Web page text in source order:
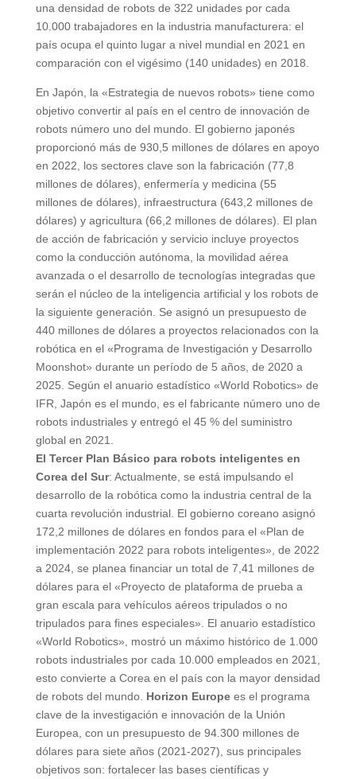
una densidad de robots de 322 unidades por cada
10.000 trabajadores en la industria manufacturera: el
país ocupa el quinto lugar a nivel mundial en 2021 en
comparación con el vigésimo (140 unidades) en 2018.
En Japón, la «Estrategia de nuevos robots» tiene como
objetivo convertir al país en el centro de innovación de
robots número uno del mundo. El gobierno japonés
proporcionó más de 930,5 millones de dólares en apoyo
en 2022, los sectores clave son la fabricación (77,8
millones de dólares), enfermería y medicina (55
millones de dólares), infraestructura (643,2 millones de
dólares) y agricultura (66,2 millones de dólares). El plan
de acción de fabricación y servicio incluye proyectos
como la conducción autónoma, la movilidad aérea
avanzada o el desarrollo de tecnologías integradas que
serán el núcleo de la inteligencia artificial y los robots de
la siguiente generación. Se asignó un presupuesto de
440 millones de dólares a proyectos relacionados con la
robótica en el «Programa de Investigación y Desarrollo
Moonshot» durante un período de 5 años, de 2020 a
2025. Según el anuario estadístico «World Robotics» de
IFR, Japón es el mundo, es el fabricante número uno de
robots industriales y entregó el 45 % del suministro
global en 2021.
El Tercer Plan Básico para robots inteligentes en
Corea del Sur: Actualmente, se está impulsando el
desarrollo de la robótica como la industria central de la
cuarta revolución industrial. El gobierno coreano asignó
172,2 millones de dólares en fondos para el «Plan de
implementación 2022 para robots inteligentes», de 2022
a 2024, se planea financiar un total de 7,41 millones de
dólares para el «Proyecto de plataforma de prueba a
gran escala para vehículos aéreos tripulados o no
tripulados para fines especiales». El anuario estadístico
«World Robotics», mostró un máximo histórico de 1.000
robots industriales por cada 10.000 empleados en 2021,
esto convierte a Corea en el país con la mayor densidad
de robots del mundo. Horizon Europees el programa
clave de la investigación e innovación de la Unión
Europea, con un presupuesto de 94.300 millones de
dólares para siete años (2021-2027), sus principales
objetivos son: fortalecer las bases científicas y